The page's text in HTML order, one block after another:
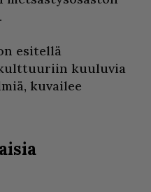
esitellä
kuuluvia
kuvailee